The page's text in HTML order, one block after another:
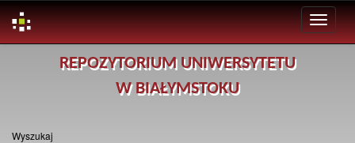
REPOZYTORIUM UNIWERSYTETU
W BIAŁYMSTOKU
Wyszukaj